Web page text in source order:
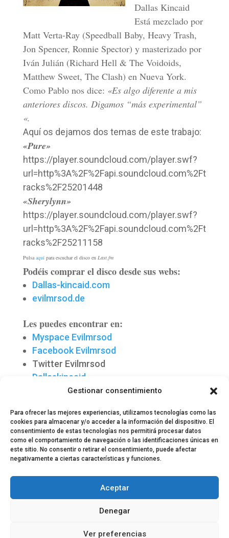
Gestionar consentimiento
Para ofrecer las mejores experiencias, utilizamos tecnologías como las
cookies para almacenar y/o acceder a la información del dispositivo. El
consentimiento de estas tecnologías nos permitirá procesar datos
como el comportamiento de navegación o las identificaciones únicas en
este sitio. No consentir o retirar el consentimiento, puede afectar
negativamente a ciertas características y funciones.
Aceptar
Denegar
Ver preferencias
Dallas Kincaid
Está mezclado por
Matt Verta-Ray (Speedball Baby, Heavy Trash,
Jon Spencer, Ronnie Spector) y masterizado por
Iván Julián (Richard Hell & The Voidoids,
Matthew Sweet, The Clash) en Nueva York.
Como Pablo nos dice: «Es algo diferente a mis
anteriores discos. Digamos “más experimental”
«.
Aquí os dejamos dos temas de este trabajo:
«Pure»
https://player.soundcloud.com/player.swf?
url=http%3A%2F%2Fapi.soundcloud.com%2Ft
racks%2F25201448
«Sherylynn»
https://player.soundcloud.com/player.swf?
url=http%3A%2F%2Fapi.soundcloud.com%2Ft
racks%2F25211158
Pulsa aquí para escuchar el disco en Last.fm
Podéis comprar el disco desde sus webs:
Dallas-kincaid.com
evilmrsod.de
Les puedes encontrar en:
Myspace Evilmrsod
Facebook Evilmrsod
Twitter Evilmrsod
Dallaskincaid
Facebook Dallaskincaid
Equipo EPDLT Contacto